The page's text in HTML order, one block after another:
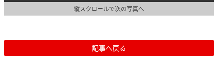
縦スクロールで次の写真へ
記事へ戻る